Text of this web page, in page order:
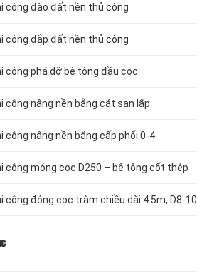
công đào đất nền thủ công
công đắp đất nền thủ công
công phá dỡ bê tông đầu cọc
nâng nền bằng cát san lấp
nâng nền bằng cấp phối 0-4
móng cọc D250 – bê tông cốt thép
đóng cọc tràm chiều dài 4.5m, D8-10